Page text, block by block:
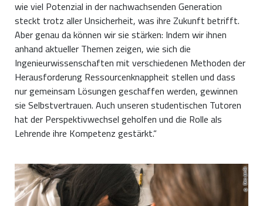
wie viel Potenzial in der nachwachsenden Generation
steckt trotz aller Unsicherheit, was ihre Zukunft betrifft.
Aber genau da können wir sie stärken: Indem wir ihnen
anhand aktueller Themen zeigen, wie sich die
Ingenieurwissenschaften mit verschiedenen Methoden der
Herausforderung Ressourcenknappheit stellen und dass
nur gemeinsam Lösungen geschaffen werden, gewinnen
sie Selbstvertrauen. Auch unseren studentischen Tutoren
hat der Perspektivwechsel geholfen und die Rolle als
Lehrende ihre Kompetenz gestärkt.“
Dino Junski